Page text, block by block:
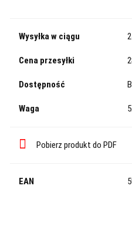
Wysyłka w ciągu
Cena przesyłki
Dostępność
Waga
Pobierz produkt do PDF
EAN